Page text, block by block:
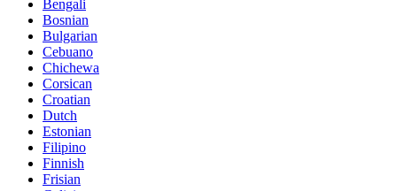
Bengali
Bosnian
Bulgarian
Cebuano
Chichewa
Corsican
Croatian
Dutch
Estonian
Filipino
Finnish
Frisian